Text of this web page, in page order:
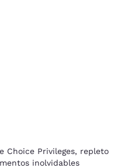
Choice Privileges, repleto
inolvidables